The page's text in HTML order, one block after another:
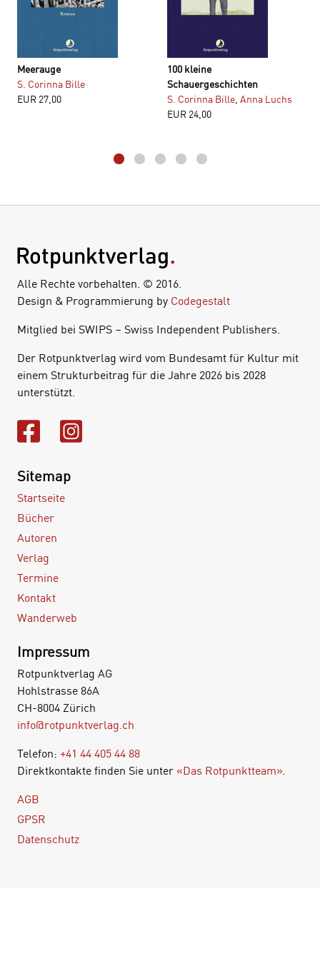
Meerauge
S. Corinna Bille
EUR 27,00
100 kleine
Schauergeschichten
S. Corinna Bille Anna Luchs
EUR 24,00
Alle Rechte vorbehalten. © 2016.
Design & Programmierung by Codegestalt
Mitglied bei SWIPS – Swiss Independent Publishers.
Der Rotpunktverlag wird vom Bundesamt für Kultur mit
einem Strukturbeitrag für die Jahre 2026 bis 2028
unterstützt.
Sitemap
Startseite
Bücher
Autoren
Verlag
Termine
Kontakt
Wanderweb
Impressum
Rotpunktverlag AG
Hohlstrasse 86A
CH-8004 Zürich
info@rotpunktverlag.ch
Telefon: +41 44 405 44 88
Direktkontakte finden Sie unter «Das Rotpunktteam»
AGB
GPSR
Datenschutz